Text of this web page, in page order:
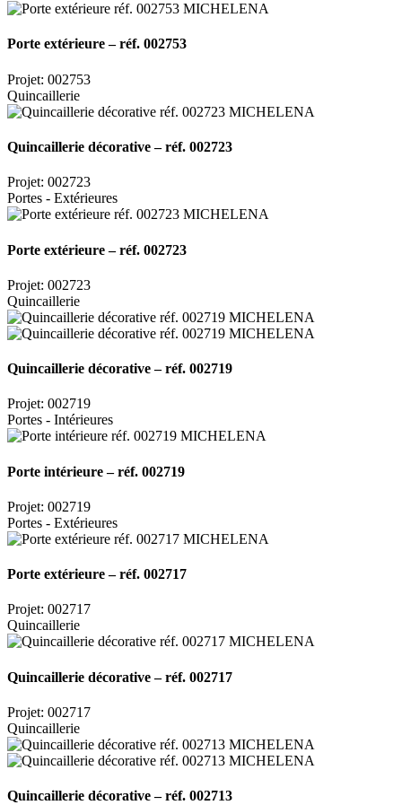
Porte extérieure – réf. 002753
Projet: 002753
Quincaillerie
Quincaillerie décorative – réf. 002723
Projet: 002723
Portes - Extérieures
Porte extérieure – réf. 002723
Projet: 002723
Quincaillerie
Quincaillerie décorative – réf. 002719
Projet: 002719
Portes - Intérieures
Porte intérieure – réf. 002719
Projet: 002719
Portes - Extérieures
Porte extérieure – réf. 002717
Projet: 002717
Quincaillerie
Quincaillerie décorative – réf. 002717
Projet: 002717
Quincaillerie
Quincaillerie décorative – réf. 002713